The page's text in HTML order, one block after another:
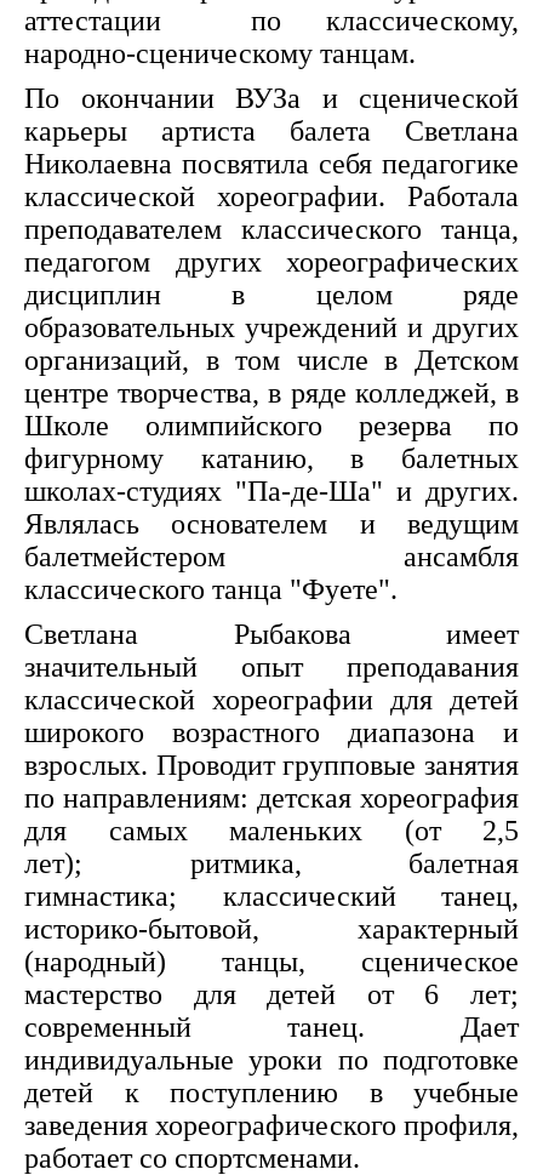
аттестации по классическому,
народно-сценическому танцам.
По окончании ВУЗа и сценической
карьеры артиста балета Светлана
Николаевна посвятила себя педагогике
классической хореографии. Работала
преподавателем классического танца,
педагогом других хореографических
дисциплин в целом ряде
образовательных учреждений и других
организаций, в том числе в Детском
центре творчества, в ряде колледжей, в
Школе олимпийского резерва по
фигурному катанию, в балетных
школах-студиях "Па-де-Ша" и других.
Являлась основателем и ведущим
балетмейстером ансамбля
классического танца "Фуете".
Светлана Рыбакова имеет
значительный опыт преподавания
классической хореографии для детей
широкого возрастного диапазона и
взрослых. Проводит групповые занятия
по направлениям: детская хореография
для самых маленьких (от 2,5
лет); ритмика, балетная
гимнастика; классический танец,
историко-бытовой, характерный
(народный) танцы, сценическое
мастерство для детей от 6 лет;
современный танец. Дает
индивидуальные уроки по подготовке
детей к поступлению в учебные
заведения хореографического профиля,
работает со спортсменами.